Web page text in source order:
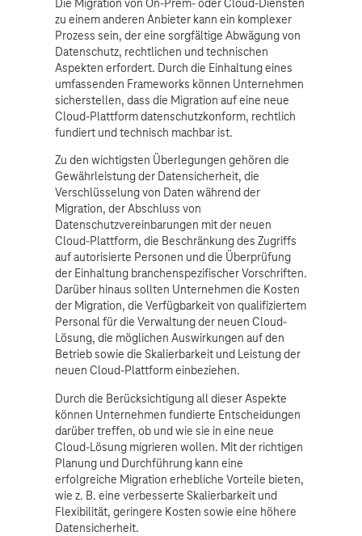
Die Migration von On-Prem- oder Cloud-Diensten
zu einem anderen Anbieter kann ein komplexer
Prozess sein, der eine sorgfältige Abwägung von
Datenschutz, rechtlichen und technischen
Aspekten erfordert. Durch die Einhaltung eines
umfassenden Frameworks können Unternehmen
sicherstellen, dass die Migration auf eine neue
Cloud-Plattform datenschutzkonform, rechtlich
fundiert und technisch machbar ist.
Zu den wichtigsten Überlegungen gehören die
Gewährleistung der Datensicherheit, die
Verschlüsselung von Daten während der
Migration, der Abschluss von
Datenschutzvereinbarungen mit der neuen
Cloud-Plattform, die Beschränkung des Zugriffs
auf autorisierte Personen und die Überprüfung
der Einhaltung branchenspezifischer Vorschriften.
Darüber hinaus sollten Unternehmen die Kosten
der Migration, die Verfügbarkeit von qualifiziertem
Personal für die Verwaltung der neuen Cloud-
Lösung, die möglichen Auswirkungen auf den
Betrieb sowie die Skalierbarkeit und Leistung der
neuen Cloud-Plattform einbeziehen.
Durch die Berücksichtigung all dieser Aspekte
können Unternehmen fundierte Entscheidungen
darüber treffen, ob und wie sie in eine neue
Cloud-Lösung migrieren wollen. Mit der richtigen
Planung und Durchführung kann eine
erfolgreiche Migration erhebliche Vorteile bieten,
wie z. B. eine verbesserte Skalierbarkeit und
Flexibilität, geringere Kosten sowie eine höhere
Datensicherheit.